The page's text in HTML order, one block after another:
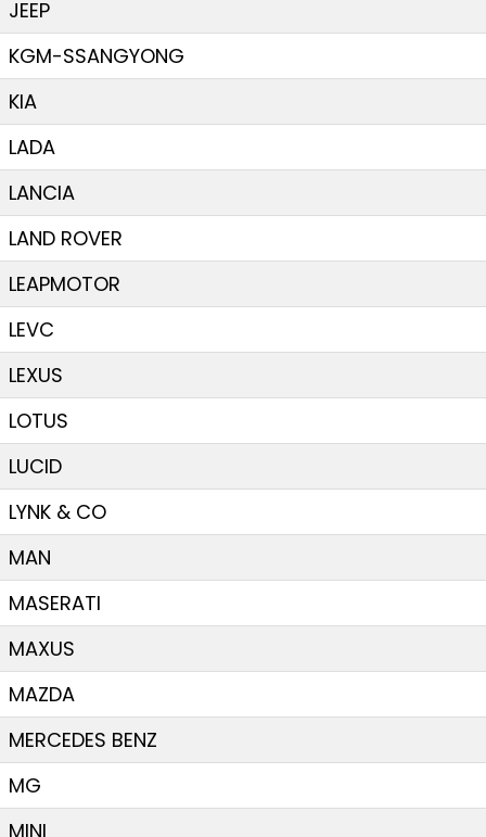
JEEP
KGM-SSANGYONG
KIA
LADA
LANCIA
LAND ROVER
LEAPMOTOR
LEVC
LEXUS
LOTUS
LUCID
LYNK & CO
MAN
MASERATI
MAXUS
MAZDA
MERCEDES BENZ
MG
MINI